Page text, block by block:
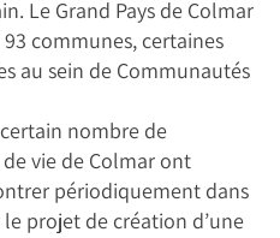
Le Grand Pays de Colmar
communes, certaines
au sein de Communautés
nombre de
vie de Colmar ont
périodiquement dans
projet de création d’une